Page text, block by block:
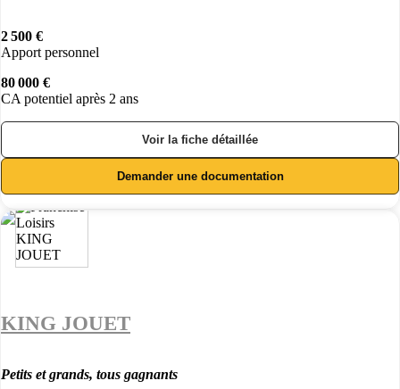
2 500 €
Apport personnel
80 000 €
CA potentiel après 2 ans
Voir la fiche détaillée
Demander une documentation
KING JOUET
Petits et grands, tous gagnants